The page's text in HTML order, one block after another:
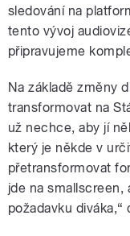
sledování na
tento vývoj
připravujeme
Na základě změny
transformovat na
už nechce, aby jí
který je někde v
přetransformovat
jde na smallscreen,
požadavku diváka,“